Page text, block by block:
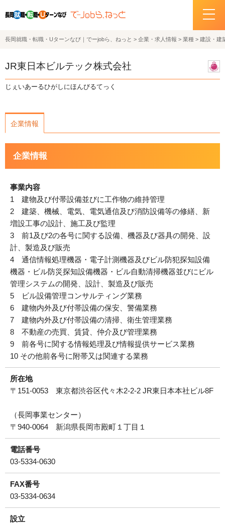
ホーム
イベント情報
サポートデスクの紹介
お問い合わせ
サイトポリシー
プライバシーポリシー
運営会社について
サイトマップ
長岡就職・転職・Uターンなび｜でーjobら、ねっと > 企業・求人情報 > 業種 > 建設・建
JR東日本ビルテック株式会社
じぇいあーるひがしにほんびるてっく
企業情報
企業情報
事業内容
1 建物及び付帯設備並びに工作物の維持管理
2 建築、機械、電気、電気通信及び消防設備等の修繕、新
増設工事の設計、施工及び監理
3 前1及び2の各号に関する設備、機器及び器具の開発、設
計、製造及び販売
4 通信情報処理機器・電子計測機器及びビル防犯探知設備
機器・ビル防災探知設備機器・ビル自動清掃機器並びにビル
管理システムの開発、設計、製造及び販売
5 ビル設備管理コンサルティング業務
6 建物内外及び付帯設備の保安、警備業務
7 建物内外及び付帯設備の清掃、衛生管理業務
8 不動産の売買、賃貸、仲介及び管理業務
9 前各号に関する情報処理及び情報提供サービス業務
10 その他前各号に附帯又は関連する業務
所在地
〒151-0053 東京都渋谷区代々木2-2-2 JR東日本本社ビル8F
（長岡事業センター）
〒940-0064 新潟県長岡市殿町１丁目１
電話番号
03-5334-0630
FAX番号
03-5334-0634
設立